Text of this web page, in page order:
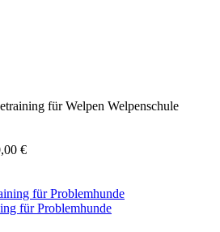
für Welpen Welpenschule
€
für Problemhunde